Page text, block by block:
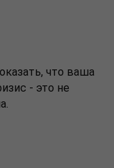
что ваша
- это не